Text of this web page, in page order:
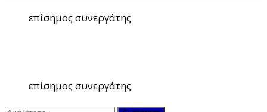
επίσημος συνεργάτης
επίσημος συνεργάτης